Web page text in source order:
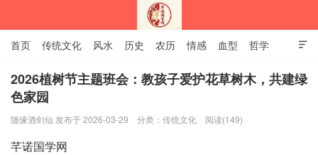
深圳市芊诺国学网

首页 传统文化 风水 历史 农历 情感 血型 哲学
姻缘 12生肖 安易之风水学
2026植树节主题班会：教孩子爱护花草树木，共建绿
色家园
随缘酒剑仙 发布于 2026-03-29 分类： 传统文化 阅读(149)